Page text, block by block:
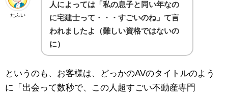
たふい
人によっては「私の息子と同い年なの
に宅建士って・・・すごいのね」て言
われましたよ（難しい資格ではないの
に）
というのも、お客様は、どっかのAVのタイトルのよう
に「出会って数秒で、この人超すごい不動産専門